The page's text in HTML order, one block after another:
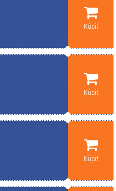
Kúpiť
Kúpiť
Kúpiť